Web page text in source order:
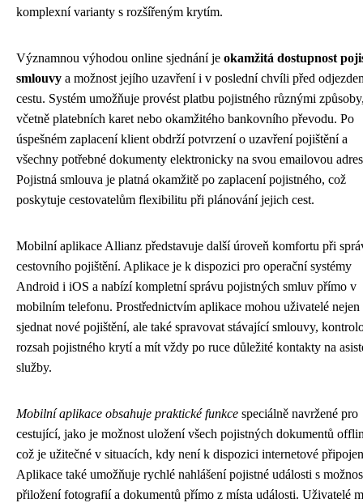
komplexní varianty s rozšířeným krytím.
Významnou výhodou online sjednání je okamžitá dostupnost
smlouvy a možnost jejího uzavření i v poslední chvíli před
cestu. Systém umožňuje provést platbu pojistného různými
včetně platebních karet nebo okamžitého bankovního převodu. Po
úspešném zaplacení klient obdrží potvrzení o uzavření pojištění a
všechny potřebné dokumenty elektronicky na svou emailovou
Pojistná smlouva je platná okamžitě po zaplacení pojistného, což
poskytuje cestovatelům flexibilitu při plánování jejich cest.
Mobilní aplikace Allianz představuje další úroveň komfortu při
cestovního pojištění. Aplikace je k dispozici pro operační systémy
Android i iOS a nabízí kompletní správu pojistných smluv přímo v
mobilním telefonu. Prostřednictvím aplikace mohou uživatelé nejen
sjednat nové pojištění, ale také spravovat stávající smlouvy,
rozsah pojistného krytí a mít vždy po ruce důležité kontakty na
služby.
Mobilní aplikace obsahuje praktické funkce speciálně navržené pro
cestující, jako je možnost uložení všech pojistných dokumentů
což je užitečné v situacích, kdy není k dispozici internetové
Aplikace také umožňuje rychlé nahlášení pojistné události s
přiložení fotografií a dokumentů přímo z místa události. Uživatelé